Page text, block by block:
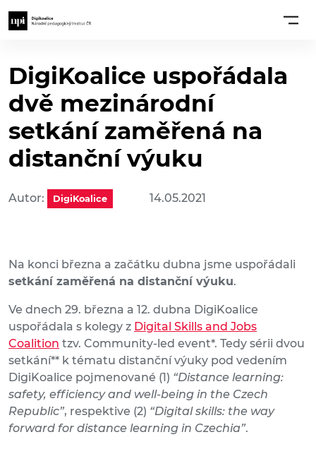
DigiKoalice uspořádala
dvě mezinárodní
setkání zaměřená na
distanční výuku
Autor: DigiKoalice 14.05.2021
Na konci března a začátku dubna jsme uspořádali
setkání zaměřená na distanční výuku.
Ve dnech 29. března a 12. dubna DigiKoalice
uspořádala s kolegy z Digital Skills and Jobs
Coalition tzv. Community-led event*. Tedy sérii dvou
setkání** k tématu distanční výuky pod vedením
DigiKoalice pojmenované (1) “Distance learning:
safety, efficiency and well-being in the Czech
Republic”, respektive (2) “Digital skills: the way
forward for distance learning in Czechia”.